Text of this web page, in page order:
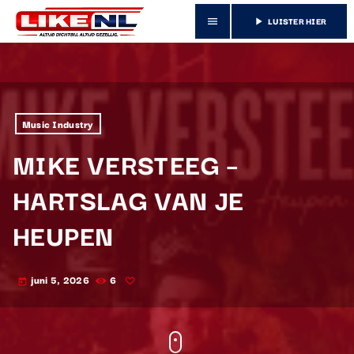
menu play_arrow LUISTER HIER
Music Industry
MIKE VERSTEEG –
HARTSLAG VAN JE
HEUPEN
today juni 5, 2026 6